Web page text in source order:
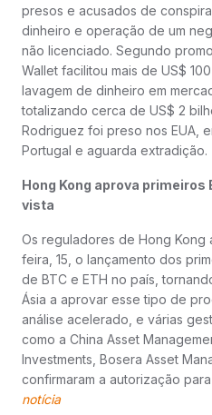
presos e acusados de
dinheiro e operação de um
não licenciado. Segundo
Wallet facilitou mais de US$
lavagem de dinheiro em
totalizando cerca de US$ 2
Rodriguez foi preso nos EUA,
Portugal e aguarda extradição.
Hong Kong aprova primeiros
vista
Os reguladores de Hong Kong
feira, 15, o lançamento dos
de BTC e ETH no país,
Ásia a aprovar esse tipo de
análise acelerado, e várias
como a China Asset
Investments, Bosera Asset
confirmaram a autorização
notícia